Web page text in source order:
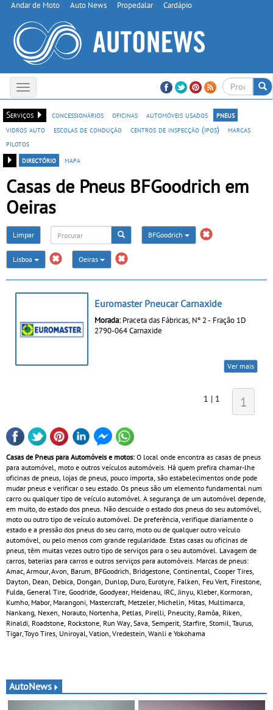
Andar de Moto Auto News Propedalar Cardápio
Toggle
navigation
Serviços
concessionários oficinas automóveis usados
pneus
vidros auto
escolas de condução centros de inspecção (ipos)
marcas
pilotos
directório
mapa
Casas de Pneus BFGoodrich em
Oeiras
Limpar BFGoodrich
Lisboa Oeiras
Euromaster Pneucar Carnaxide
Morada: Praceta das Fábricas, Nº 2 - Fração 1D
2790-064 Carnaxide
Ver mais
1 | 1 1
Casas de Pneus para Automóveis e motos: O local onde encontra as casas de pneus
para automóvel, moto e outros veículos automóveis. Há quem prefira chamar-lhe
oficinas de pneus, lojas de pneus, pouco importa, são estabelecimentos onde pode
mudar pneus e verificar o seu estado. Os pneus são um elemento fundamental num
carro ou qualquer tipo de veículo automóvel. A segurança de um automóvel depende,
em muito, do estado dos pneus. Não descuide o estado dos pneus do seu automóvel,
moto ou outro tipo de veículo automóvel. De preferência, verifique diariamente o
estado e a pressão dos pneus do seu carro, moto ou de qualquer outro veículo
automóvel, ou pelo menos com grande regularidade. Estas casas ou oficinas de
pneus, têm muitas vezes outro tipo de serviços para o seu automóvel. Lavagem de
carros, baterias para carros e outros serviços para automóveis. Marcas de pneus:
Amac, Armour, Avon, Barum, BFGoodrich, Bridgestone, Continental, Cooper Tires,
Dayton, Dean, Debica, Dongan, Dunlop, Duro, Eurotyre, Falken, Feu Vert, Firestone,
Fulda, General Tire, Goodride, Goodyear, Heidenau, IRC, Jinyu, Kleber, Kormoran,
Kumho, Mabor, Marangoni, Mastercraft, Metzeler, Michelin, Mitas, Multimarca,
Nankang, Nexen, Norauto, Nortenha, Petlas, Pirelli, Pneucity, Ramôa, Riken,
Rinaldi, Roadstone, Rockstone, Run Way, Sava, Semperit, Starfire, Stomil, Taurus,
Tigar, Toyo Tires, Uniroyal, Vation, Vredestein, Wanli e Yokohama
AutoNews